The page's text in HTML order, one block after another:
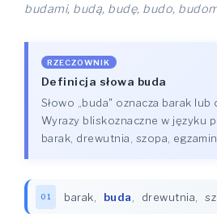
budami, budą, budę, budo,
RZECZOWNIK
Definicja słowa buda
Słowo „buda" oznacza barak
Wyrazy bliskoznaczne w języku
barak, drewutnia, szopa, egzamin.
01 barak, buda, drewutnia,